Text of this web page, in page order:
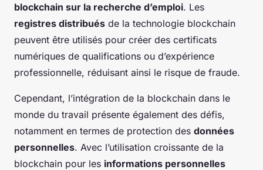
blockchain sur la recherche d’emploi. Les
registres distribués de la technologie blockchain
peuvent être utilisés pour créer des certificats
numériques de qualifications ou d’expérience
professionnelle, réduisant ainsi le risque de fraude.
Cependant, l’intégration de la blockchain dans le
monde du travail présente également des défis,
notamment en termes de protection des données
personnelles. Avec l’utilisation croissante de la
blockchain pour les informations personnelles